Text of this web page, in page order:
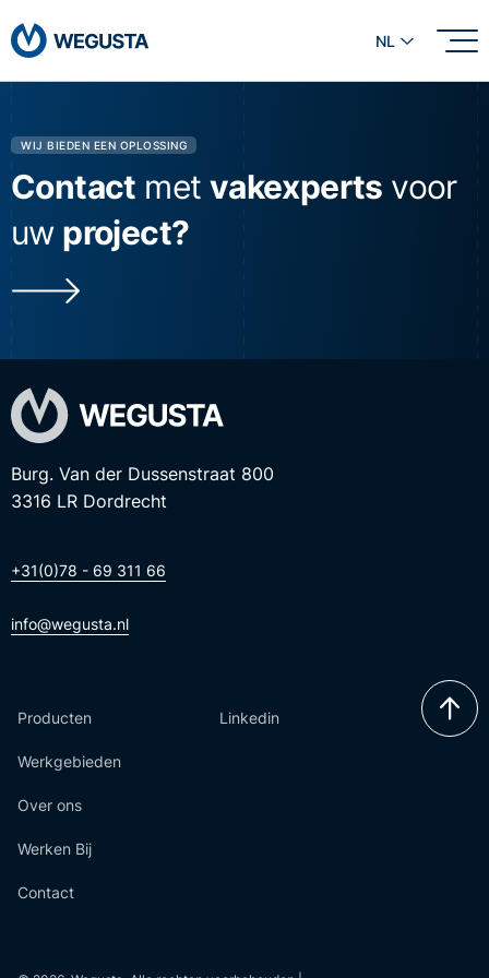
NL
WIJ BIEDEN EEN OPLOSSING
Contact met vakexperts voor
uw project?
Burg. Van der Dussenstraat 800
3316 LR Dordrecht
+31(0)78 - 69 311 66
info@wegusta.nl
Producten
Werkgebieden
Over ons
Werken Bij
Contact
Linkedin